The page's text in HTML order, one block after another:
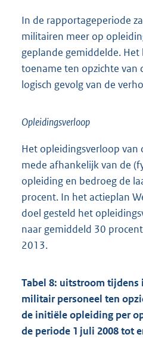
In de rapportageperiode
militairen meer op
geplande gemiddelde.
toename ten opzichte van
logisch gevolg van de
Opleidingsverloop
Het opleidingsverloop
mede afhankelijk van de
opleiding en bedroeg de
procent. In het actieplan
doel gesteld het
naar gemiddeld 30
2013.
Tabel 8: uitstroom
militair personeel ten
de initiële opleiding per
de periode 1 juli 2008 tot